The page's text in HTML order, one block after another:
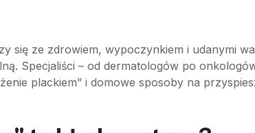
się ze zdrowiem, wypoczynkiem i udanymi
Specjaliści – od dermatologów po
plackiem” i domowe sposoby na